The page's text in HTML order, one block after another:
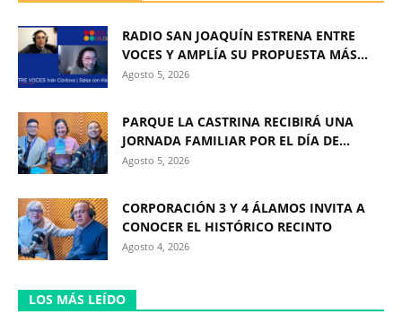
RADIO SAN JOAQUÍN ESTRENA ENTRE
VOCES Y AMPLÍA SU PROPUESTA MÁS...
Agosto 5, 2026
PARQUE LA CASTRINA RECIBIRÁ UNA
JORNADA FAMILIAR POR EL DÍA DE...
Agosto 5, 2026
CORPORACIÓN 3 Y 4 ÁLAMOS INVITA A
CONOCER EL HISTÓRICO RECINTO
Agosto 4, 2026
LOS MÁS LEÍDO